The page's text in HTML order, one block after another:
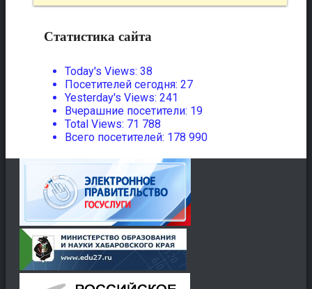
Статистика сайта
Today's Views: 38
Посетителей сегодня: 27
Yesterday's Views: 241
Вчерашние посетители: 19
Total Views: 71 788
Всего посетителей: 178 990